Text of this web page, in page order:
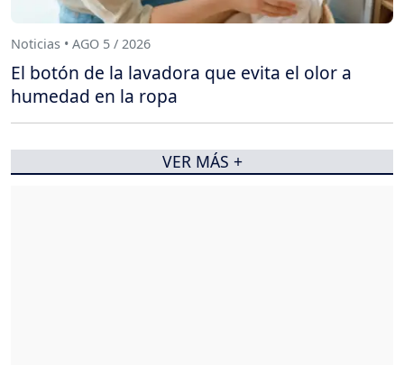
Noticias • AGO 5 / 2026
El botón de la lavadora que evita el olor a
humedad en la ropa
VER MÁS +